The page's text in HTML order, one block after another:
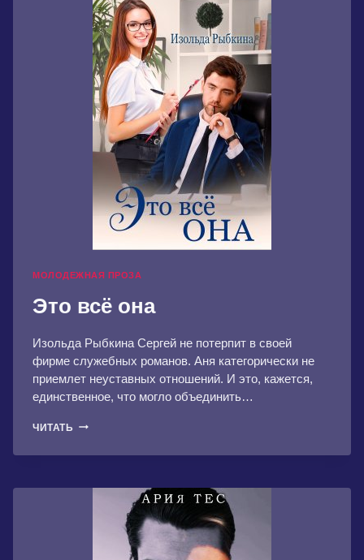
МОЛОДЕЖНАЯ ПРОЗА
Это всё она
Изольда Рыбкина Сергей не потерпит в своей
фирме служебных романов. Аня категорически не
приемлет неуставных отношений. И это, кажется,
единственное, что могло объединить…
ЧИТАТЬ ЭТО
ОНА